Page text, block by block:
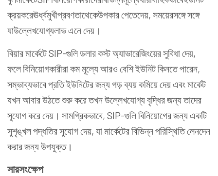
ক্রয়করেঊর্ধ্বমুখীপ্রবণতাথেকেউপকার পেতেদেয়, সময়েরসঙ্গে সঙ্গে
যাউল্লেখযোগ্যলাভ এনে দেয়।
বিয়ার মার্কেটে SIP-গুলি ডলার কস্ট অ্যাভারেজিংয়ের সুবিধা দেয়,
ফলে বিনিয়োগকারীরা কম মূল্যে আরও বেশি ইউনিট কিনতে পারেন,
সম্ভাব্যভাবে প্রতি ইউনিটের জন্য গড় ব্যয় কমিয়ে দেয় এবং মার্কেট
যখন আবার উঠতে শুরু করে তখন উল্লেখযোগ্য বৃদ্ধির জন্য তাদের
সুযোগ করে দেয়। সামগ্রিকভাবে, SIP-গুলি বিনিয়োগের জন্য একটি
সুশৃঙ্খল পদ্ধতির সুযোগ দেয়, যা মার্কেটের বিভিন্ন পরিস্থিতি লেনদেন
করার জন্য উপযুক্ত।
সারসংক্ষেপ